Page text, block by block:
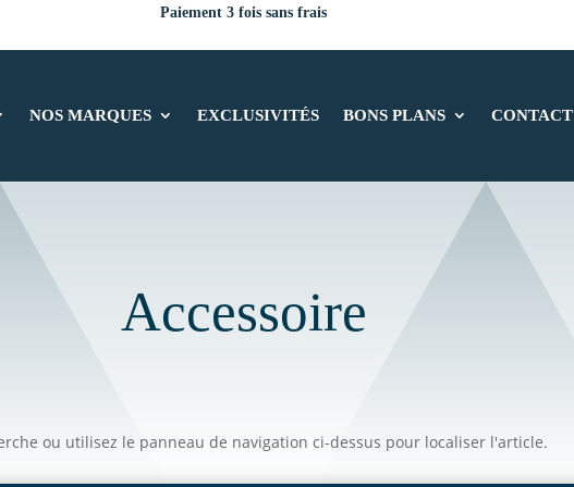
Paiement 3 fois sans frais
NOS MARQUES EXCLUSIVITÉS BONS PLANS CONTACT
Accessoire
ou utilisez le panneau de navigation ci-dessus pour localiser l'article.